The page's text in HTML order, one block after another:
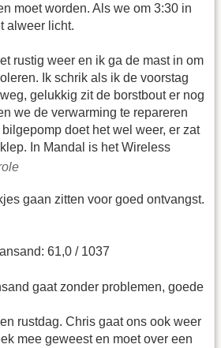
moet worden. Als we om 3:30 in
alweer licht.
rustig weer en ik ga de mast in om
Ik schrik als ik de voorstag
gelukkig zit de borstbout er nog
we de verwarming te repareren
doet het wel weer, er zat
In Mandal is het Wireless
gaan zitten voor goed ontvangst.
61,0 / 1037
gaat zonder problemen, goede
rustdag. Chris gaat ons ook weer
mee geweest en moet over een